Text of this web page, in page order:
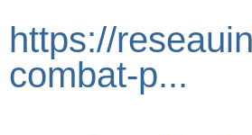
https://
combat-p...